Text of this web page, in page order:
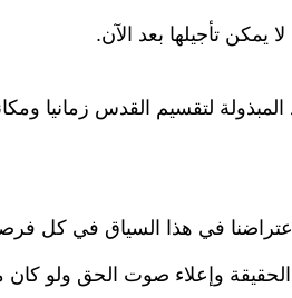
المبذولة لتقسيم القدس زمانيا
في هذا السياق في كل
وإعلاء صوت الحق ولو كان